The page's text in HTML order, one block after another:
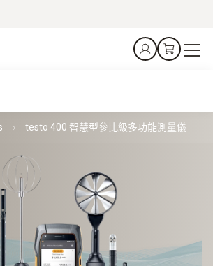
testo 400 智慧型參比級多功能測量儀